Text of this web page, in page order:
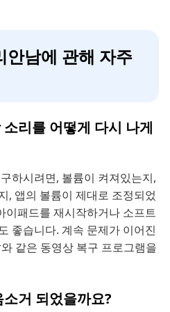
안남에 관해 자주
리를 어떻게 다시 나게
하시려면, 볼륨이 켜져있는지,
, 앱의 볼륨이 제대로 조정되었
이패드를 재시작하거나 소프트
좋습니다. 계속 문제가 이어진
같은 동영상 복구 프로그램을
거 되었을까요?